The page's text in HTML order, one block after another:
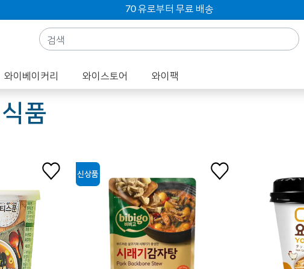
70 유로부터 무료 배송
와이베이커리 와이스토어 와이팩
품
신상품